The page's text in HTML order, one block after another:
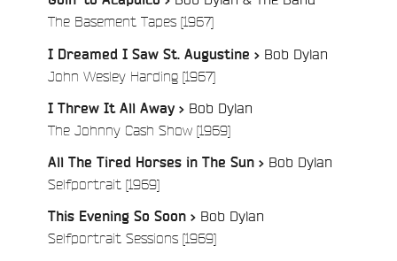
:
The Basement Tapes [1967]/
I Dreamed I Saw St. Augustine > Bob Dylan
John Wesley Harding [1967]/
I Threw It All Away > Bob Dylan
The Johnny Cash Show [1969]/
All The Tired Horses in The Sun > Bob Dylan
Selfportrait [1969]/
This Evening So Soon > Bob Dylan
Selfportrait Sessions [1969]/